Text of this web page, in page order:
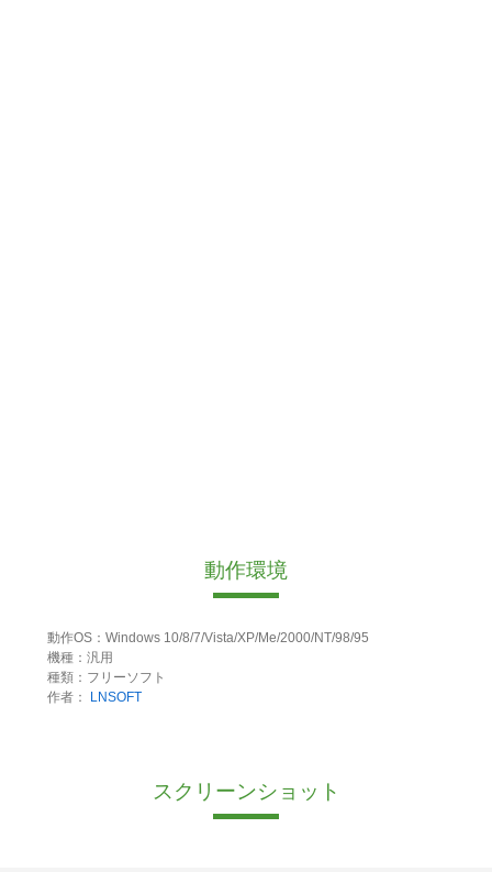
動作環境
動作OS：Windows 10/8/7/Vista/XP/Me/2000/NT/98/95
機種：汎用
種類：フリーソフト
作者：
LNSOFT
スクリーンショット